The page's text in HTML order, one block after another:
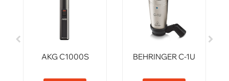
AKG C1000S BEHRINGER C-1U